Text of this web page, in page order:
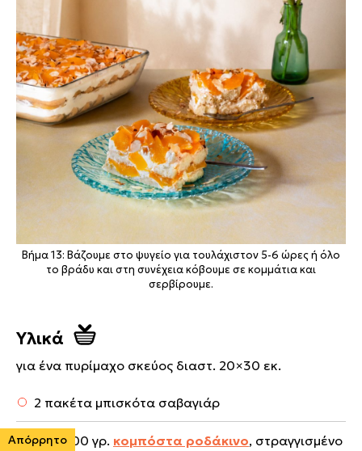
Βήμα 13: Βάζουμε στο ψυγείο για τουλάχιστον 5-6 ώρες ή όλο
το βράδυ και στη συνέχεια κόβουμε σε κομμάτια και
σερβίρουμε.
Υλικά
για ένα πυρίμαχο σκεύος διαστ. 20×30 εκ.
2 πακέτα μπισκότα σαβαγιάρ
450-500 γρ. κομπόστα ροδάκινο, στραγγισμένο
Απόρρητο